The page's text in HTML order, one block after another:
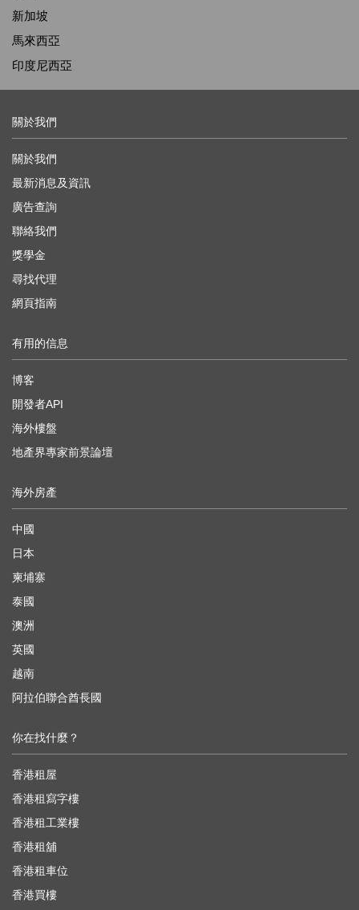
新加坡
馬來西亞
印度尼西亞
關於我們
關於我們
最新消息及資訊
廣告查詢
聯絡我們
獎學金
尋找代理
網頁指南
有用的信息
博客
開發者API
海外樓盤
地產界專家前景論壇
海外房產
中國
日本
柬埔寨
泰國
澳洲
英國
越南
阿拉伯聯合酋長國
你在找什麼？
香港租屋
香港租寫字樓
香港租工業樓
香港租舖
香港租車位
香港買樓